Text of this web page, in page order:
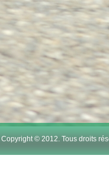
Copyright © 2012. Tous droits